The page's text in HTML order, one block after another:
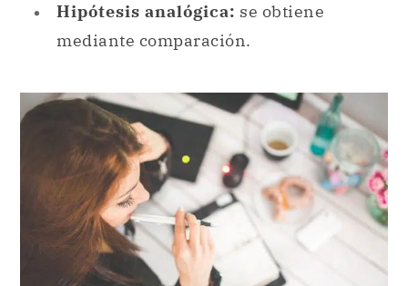
Hipótesis analógica: se obtiene
mediante comparación.